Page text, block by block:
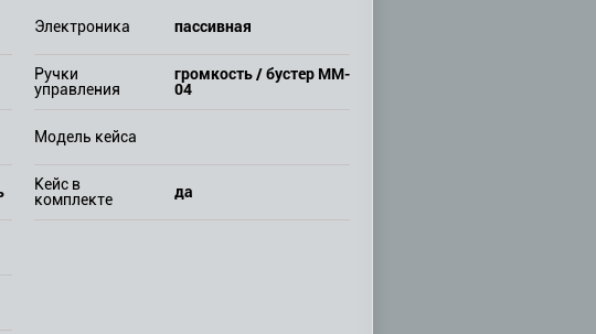
Электроника пассивная
Ручки
управления
громкость / бустер MM-
04
Модель кейса
Кейс в
комплекте
да